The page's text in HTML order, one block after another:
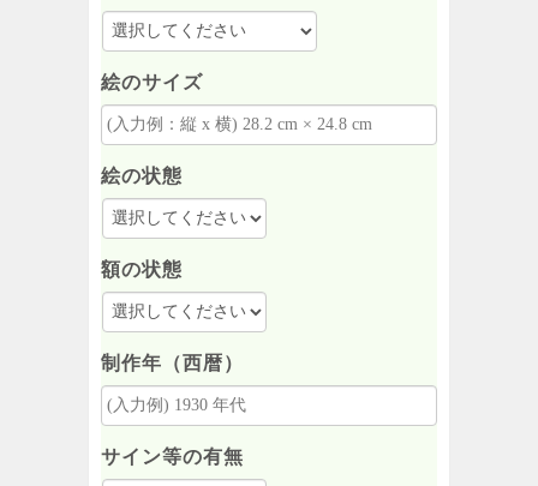
絵のサイズ
絵の状態
額の状態
制作年（西暦）
サイン等の有無